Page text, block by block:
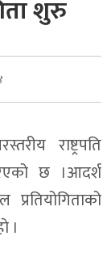
शुरु
राष्ट्रपति
छ ।आदर्श
प्रतियोगिताको
।